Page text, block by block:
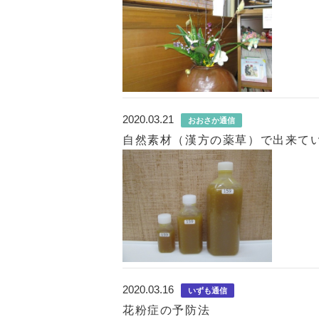
2020.03.21 おおさか通信
自然素材（漢方の薬草）で出来て
2020.03.16 いずも通信
花粉症の予防法